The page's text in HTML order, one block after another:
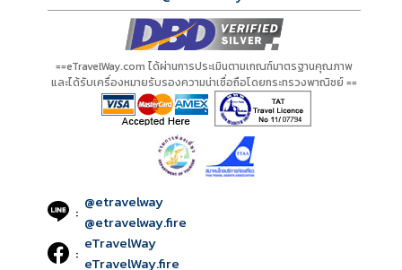
==eTravelWay.com ได้ผ่านการประเมินตามเกณฑ์มาตรฐานคุณภาพ
และได้รับเครื่องหมายรับรองความน่าเชื่อถือโดยกระทรวงพาณิชย์ ==
: @etravelway
@etravelway.fire
: eTravelWay
eTravelWay.fire